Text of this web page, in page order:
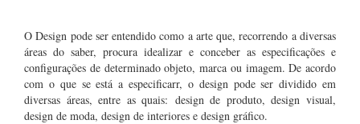
O Design pode ser entendido como a arte que, recorrendo a diversas
áreas do saber, procura idealizar e conceber as especificações e
configurações de determinado objeto, marca ou imagem. De acordo
com o que se está a especificarr, o design pode ser dividido em
diversas áreas, entre as quais: design de produto, design visual,
design de moda, design de interiores e design gráfico.